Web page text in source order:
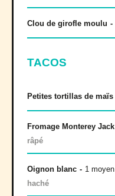
Clou de girofle moulu -
TACOS
Petites tortillas de maïs
Fromage Monterey Jack
râpé
Oignon blanc - 1 moyen
haché